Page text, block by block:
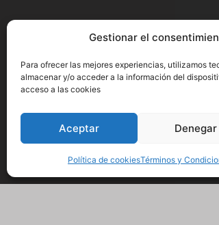
Gestionar el
Para ofrecer las mejores experiencias, utilizamos
almacenar y/o acceder a la información del
acceso a las cookies
Aceptar Denegar
Política de cookiesTérminos y